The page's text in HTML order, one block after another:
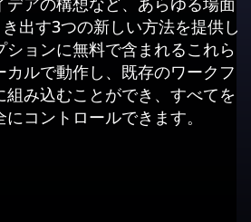
出す3つの新しい方法を提供し
ションに無料で含まれるこれら
ルで動作し、既存のワークフ
組み込むことができ、すべてを
コントロールできます。